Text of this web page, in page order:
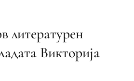
литературен
Викторија